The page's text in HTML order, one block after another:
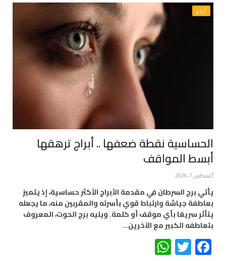
أبراج
الحساسية نقطة ضعفها .. أبراج ترهقها
أبسط المواقف
أغسطس 7, 2026
يأتي برج السرطان في مقدمة الأبراج الأكثر حساسية، إذ يتميز
بعاطفة جياشة وارتباط قوي بأسرته والمقربين منه، ما يجعله
يتأثر سريعًا بأي موقف أو كلمة. ويليه برج الحوت، المعروف
بتعاطفه الكبير مع الآخرين…
Facebook
Twitter